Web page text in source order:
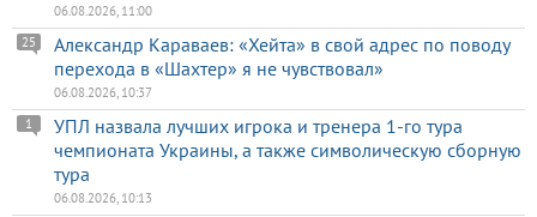
06.08.2026, 11:00
Александр Караваев: «Хейта» в свой адрес по поводу
перехода в «Шахтер» я не чувствовал»
25
06.08.2026, 10:37
УПЛ назвала лучших игрока и тренера 1-го тура
чемпионата Украины, а также символическую сборную
тура
1
06.08.2026, 10:13